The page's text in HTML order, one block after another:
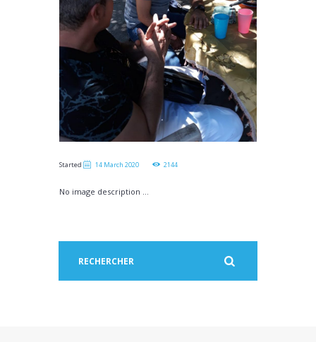
Started 14 March 2020 2144
No image description ...